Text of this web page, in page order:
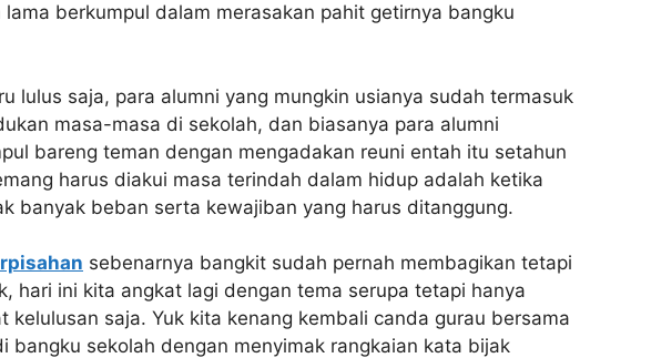
berkumpul dalam merasakan pahit getirnya bangku
lulus saja, para alumni yang mungkin usianya sudah termasuk
masa-masa di sekolah, dan biasanya para alumni
bareng teman dengan mengadakan reuni entah itu setahun
harus diakui masa terindah dalam hidup adalah ketika
banyak beban serta kewajiban yang harus ditanggung.
sebenarnya bangkit sudah pernah membagikan tetapi
hari ini kita angkat lagi dengan tema serupa tetapi hanya
kelulusan saja. Yuk kita kenang kembali canda gurau bersama
bangku sekolah dengan menyimak rangkaian kata bijak